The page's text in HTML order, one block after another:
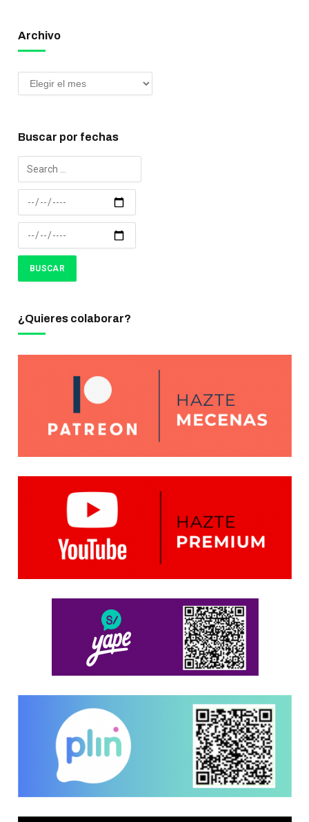
Archivo
Buscar por fechas
¿Quieres colaborar?